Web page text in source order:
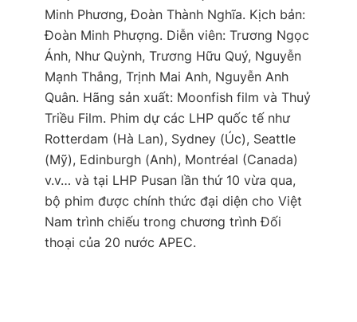
Minh Phương, Đoàn Thành Nghĩa. Kịch bản:
Đoàn Minh Phượng. Diễn viên: Trương Ngọc
Ánh, Như Quỳnh, Trương Hữu Quý, Nguyễn
Mạnh Thắng, Trịnh Mai Anh, Nguyễn Anh
Quân. Hãng sản xuất: Moonfish film và Thuỷ
Triều Film. Phim dự các LHP quốc tế như
Rotterdam (Hà Lan), Sydney (Úc), Seattle
(Mỹ), Edinburgh (Anh), Montréal (Canada)
v.v… và tại LHP Pusan lần thứ 10 vừa qua,
bộ phim được chính thức đại diện cho Việt
Nam trình chiếu trong chương trình Đối
thoại của 20 nước APEC.